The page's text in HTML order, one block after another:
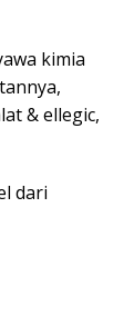
kimia
& ellegic,
dari